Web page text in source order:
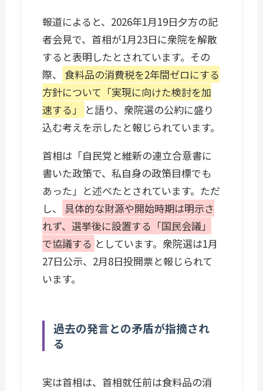
報道によると、2026年1月19日夕方の記
者会見で、首相が1月23日に衆院を解散
すると表明したとされています。その
際、
食料品の消費税を2年間ゼロにする
方針について「実現に向けた検討を加
速する」
と語り、衆院選の公約に盛り
込む考えを示したと報じられています。
首相は「自民党と維新の連立合意書に
書いた政策で、私自身の政策目標でも
あった」と述べたとされています。ただ
し、
具体的な財源や開始時期は明示さ
れず、選挙後に設置する「国民会議」
で協議する としています。衆院選は1月
27日公示、2月8日投開票と報じられて
います。
過去の発言との矛盾が指摘され
る
実は首相は、首相就任前は食料品の消